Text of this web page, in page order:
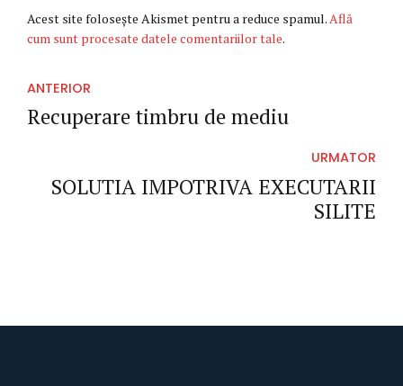
Acest site folosește Akismet pentru a reduce spamul.Află
cum sunt procesate datele comentariilor tale.
ANTERIOR
Recuperare timbru de mediu
URMATOR
SOLUTIA IMPOTRIVA EXECUTARII
SILITE